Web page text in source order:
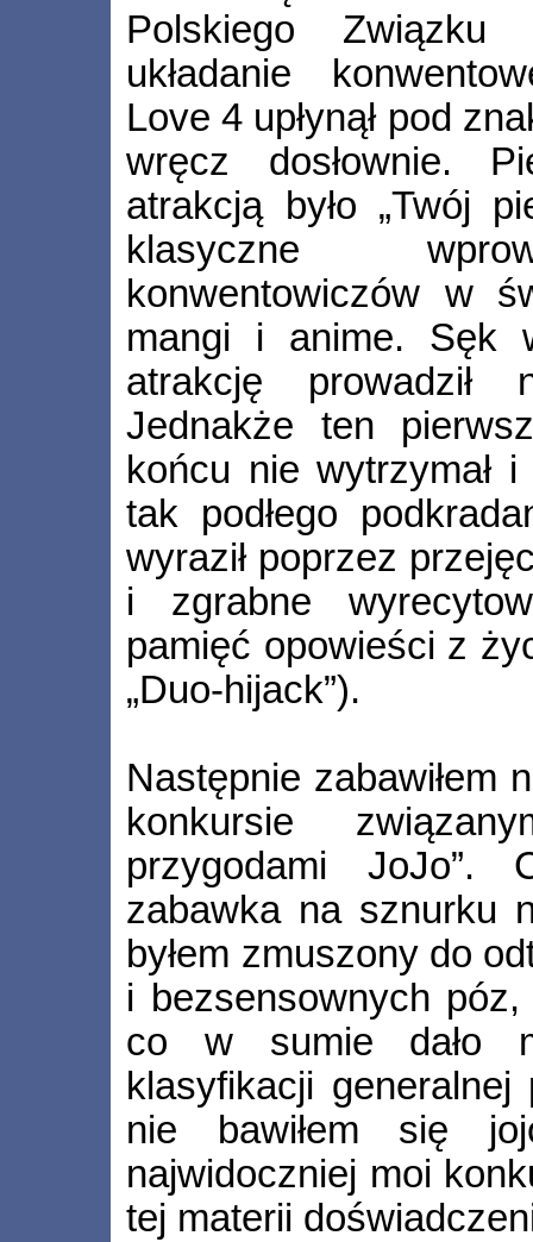
Polskiego
układanie
Love 4 upłynął pod
wręcz dosłownie.
atrakcją było „Twój
klasyczne
konwentowiczów w
mangi i anime. Sęk
atrakcję
Jednakże ten
końcu nie wytrzymał
tak podłego
wyraził poprzez
i zgrabne
pamięć opowieści z
„Duo­‑hijack”).
Następnie zabawiłem
konkursie
przygodami JoJo”.
zabawka na sznurku
byłem zmuszony do
i bezsensownych
co w sumie dało
klasyfikacji
nie bawiłem się
najwidoczniej moi
tej materii